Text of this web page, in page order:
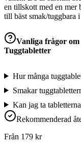
en tillskott med en mer
till bäst smak/tuggbara
Vanliga frågor om
Tuggtabletter
Hur många
Smakar
Kan jag ta
Rekommenderad
Från 179 kr